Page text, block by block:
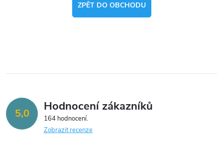
ZPĚT DO OBCHODU
5,0 Hodnocení zákazníků
164 hodnocení
Zobrazit recenze